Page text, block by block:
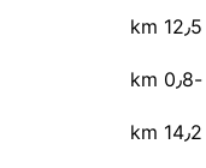
12٫5 km
؜-0٫8 km
14٫2 km